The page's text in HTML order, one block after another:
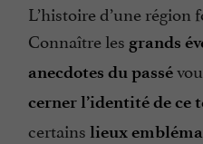
L’histoire d’une
Connaître les grands
anecdotes du passé
cerner l’identité de ce
certains lieux